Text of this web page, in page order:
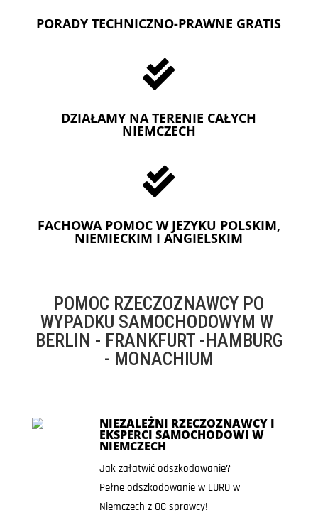
PORADY TECHNICZNO-PRAWNE GRATIS

DZIAŁAMY NA TERENIE CAŁYCH
NIEMCZECH

FACHOWA POMOC W JEZYKU POLSKIM,
NIEMIECKIM I ANGIELSKIM
POMOC RZECZOZNAWCY PO
WYPADKU SAMOCHODOWYM W
BERLIN - FRANKFURT -HAMBURG
- MONACHIUM
NIEZALEŻNI RZECZOZNAWCY I
EKSPERCI SAMOCHODOWI W
NIEMCZECH
Jak załatwić odszkodowanie?
Pełne odszkodowanie w EURO w
Niemczech z OC sprawcy!